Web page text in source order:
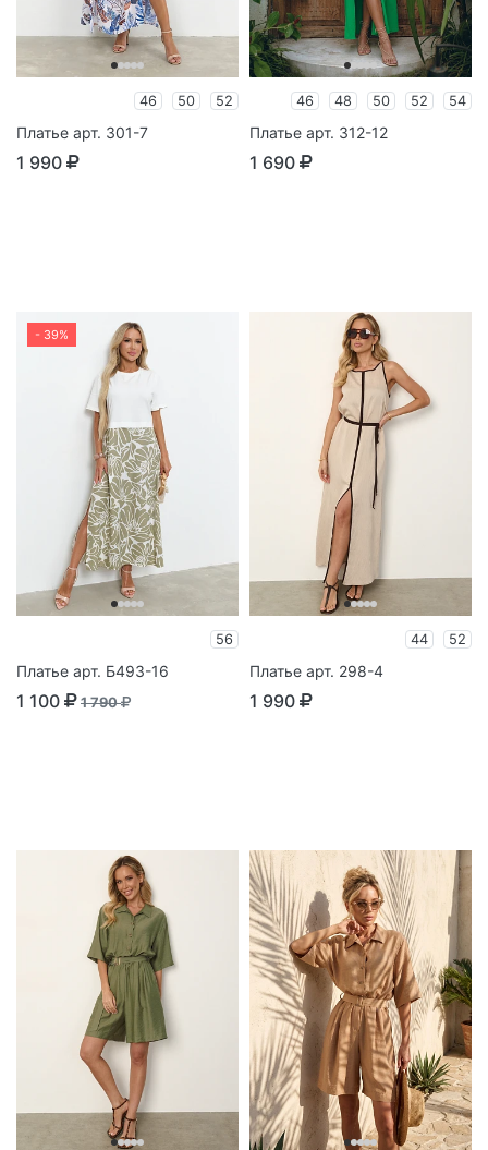
46 50 52
Платье арт. 301-7
1 990
46 48 50 52 54
Платье арт. 312-12
1 690
- 39%
56
Платье арт. Б493-16
1 100 1 790
44 52
Платье арт. 298-4
1 990